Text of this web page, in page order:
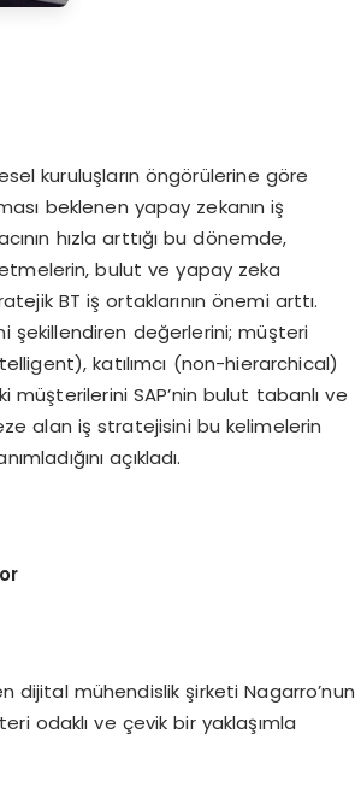
kuruluşların öngörülerine göre
beklenen yapay zekanın iş
hızla arttığı bu dönemde,
bulut ve yapay zeka
BT iş ortaklarının önemi arttı.
şekillendiren değerlerini; müşteri
katılımcı (non-hierarchical)
müşterilerini SAP’nin bulut tabanlı ve
alan iş stratejisini bu kelimelerin
açıkladı.
dijital mühendislik şirketi Nagarro’nun
odaklı ve çevik bir yaklaşımla